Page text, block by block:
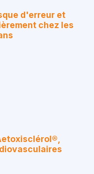
d'erreur et
chez les